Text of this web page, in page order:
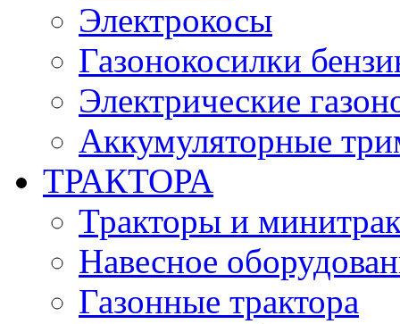
Электрокосы
Газонокосилки
Электрические
Аккумуляторные
ТРАКТОРА
Тракторы и
Навесное
Газонные трактора